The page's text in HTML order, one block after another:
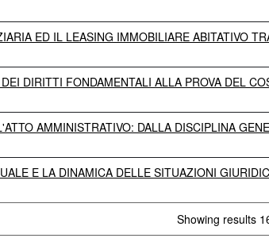
ED IL LEASING IMMOBILIARE ABITATIVO
DIRITTI FONDAMENTALI ALLA PROVA DEL
AMMINISTRATIVO: DALLA DISCIPLINA
E LA DINAMICA DELLE SITUAZIONI
Showing results